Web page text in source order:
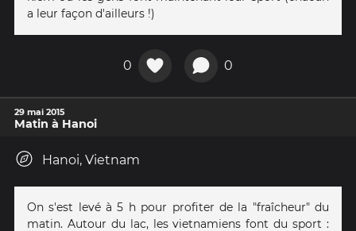
a leur façon d'ailleurs !)
0 0
29 mai 2015
Matin à Hanoi
Hanoi, Vietnam
On s'est levé à 5 h pour profiter de la "fraîcheur" du
matin. Autour du lac, les vietnamiens font du sport :